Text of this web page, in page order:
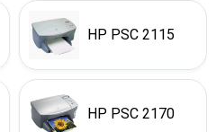
HP PSC 2115
HP PSC 2170